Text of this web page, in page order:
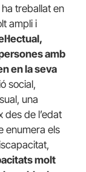
treballat en
ampli i
amb
en la seva
social,
una
de l’edat
enumera els
molt